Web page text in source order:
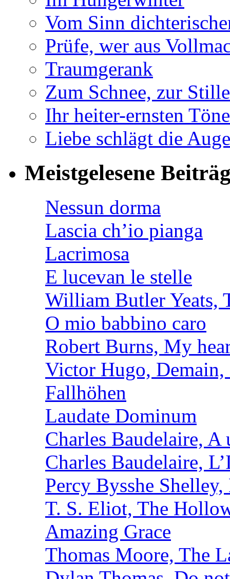
Vom Sinn
Prüfe, wer aus
Traumgerank
Zum Schnee, zur Stille
Ihr heiter-ernsten Töne
Liebe schlägt die
Meistgelesene
Nessun dorma
Lascia ch’io pianga
Lacrimosa
E lucevan le stelle
William Butler Yeats,
O mio babbino caro
Robert Burns, My
Victor Hugo, Demain,
Fallhöhen
Laudate Dominum
Charles Baudelaire, A
Charles Baudelaire,
Percy Bysshe
T. S. Eliot, The
Amazing Grace
Thomas Moore, The